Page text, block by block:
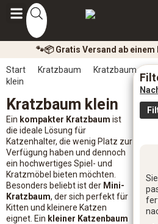
🐾📦 Gratis Versand ab
Start Kratzbaum
Kratzbaum
klein
Kratzbaum klein
Ein kompakter Kratzbaum ist
die ideale Lösung für
Katzenhalter, die wenig Platz zur
Verfügung haben und dennoch
ein hochwertiges Spiel- und
Kratzmöbel bieten möchten.
Besonders beliebt ist der Mini-
Kratzbaum, der sich perfekt für
Kitten und kleinere Katzen
eignet. Ein kleiner Katzenbaum